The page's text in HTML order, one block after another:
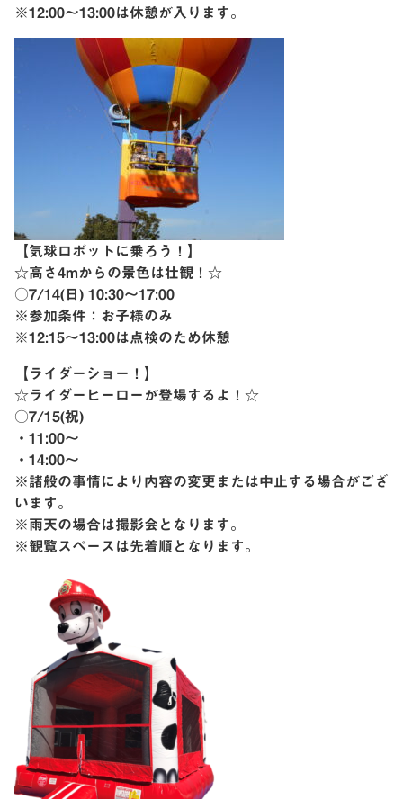
※12:00〜13:00は休憩が入ります。
【気球ロボットに乗ろう！】
☆高さ4mからの景色は壮観！☆
○7/14(日) 10:30〜17:00
※参加条件：お子様のみ
※12:15〜13:00は点検のため休憩
【ライダーショー！】
☆ライダーヒーローが登場するよ！☆
○7/15(祝)
・11:00〜
・14:00〜
※諸般の事情により内容の変更または中止する場合がござ
います。
※雨天の場合は撮影会となります。
※観覧スペースは先着順となります。